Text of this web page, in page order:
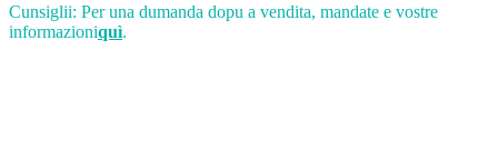
Cunsiglii: Per una dumanda dopu a vendita, mandate e vostre
informazioniquì.